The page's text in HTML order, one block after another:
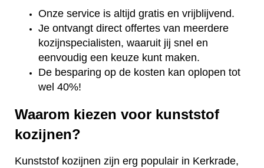
Onze service is altijd gratis en vrijblijvend.
Je ontvangt direct offertes van meerdere
kozijnspecialisten, waaruit jij snel en
eenvoudig een keuze kunt maken.
De besparing op de kosten kan oplopen tot
wel 40%!
Waarom kiezen voor kunststof
kozijnen?
Kunststof kozijnen zijn erg populair in Kerkrade,